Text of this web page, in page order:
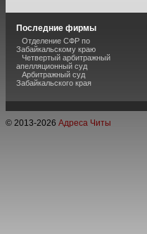
Последние фирмы
Отделение СФР по
Забайкальскому краю
Четвертый арбитражный
апелляционный суд
Арбитражный суд
Забайкальского края
© 2013-2026 Адреса Читы